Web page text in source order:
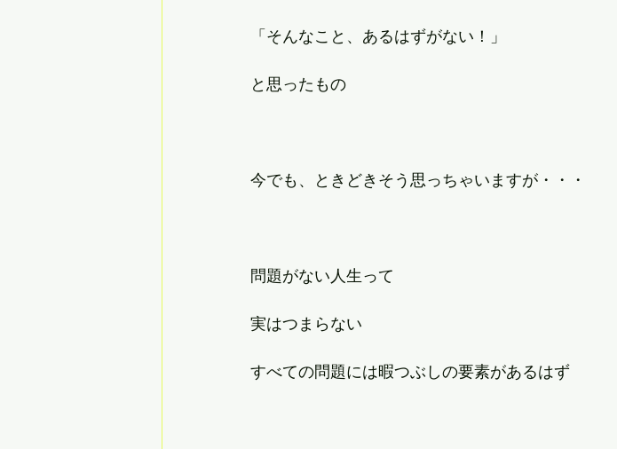
「そんなこと、あるはずがない！」
と思ったもの
今でも、ときどきそう思っちゃいますが・・・
問題がない人生って
実はつまらない
すべての問題には暇つぶしの要素があるはず